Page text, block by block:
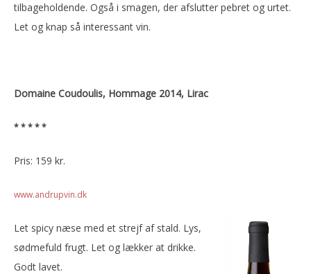
tilbageholdende. Også i smagen, der afslutter pebret og urtet.
Let og knap så interessant vin.
Domaine Coudoulis, Hommage 2014, Lirac
* * * * *
Pris: 159 kr.
www.andrupvin.dk
Let spicy næse med et strejf af stald. Lys,
sødmefuld frugt. Let og lækker at drikke.
Godt lavet.